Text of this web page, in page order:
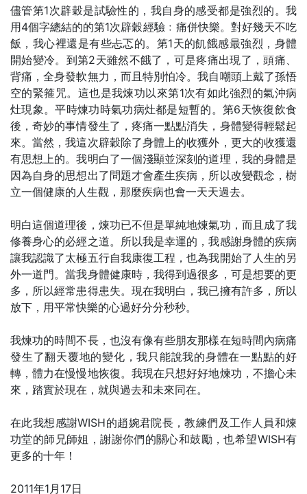
儘管第1次辟穀是試驗性的，我自身的感受都是強烈的。我
用4個字總結的的第1次辟穀經驗﹕痛併快樂。對好幾天不吃
飯，我心裡還是有些忐忑的。第1天的飢餓感最強烈，身體
開始變冷。到第2天雖然不餓了，可是疼痛出現了，頭痛、
背痛，全身發軟無力，而且特別怕冷。我自嘲頭上戴了孫悟
空的緊箍咒。這也是我煉功以來第1次有如此強烈的氣沖病
灶現象。平時煉功時氣功病灶都是短暫的。第6天恢復飲食
後，奇妙的事情發生了，疼痛一點點消失，身體變得輕鬆起
來。當然，我這次辟穀除了身體上的收獲外，更大的收獲還
有思想上的。我明白了一個淺顯並深刻的道理，我的身體是
因為自身的思想出了問題才會產生疾病，所以改變觀念，樹
立一個健康的人生觀，那麼疾病也會一天天過去。
明白這個道理後，煉功已不但是單純地煉氣功，而且成了我
修養身心的必經之道。所以我是幸運的，我感謝身體的疾病
讓我認識了太極五行自我康復工程，也為我開始了人生的另
外一道門。當我身體健康時，我得到過很多，可是想要的更
多，所以經常患得患失。現在我明白，我已擁有許多，所以
放下，用平常快樂的心過好分分秒秒。
我煉功的時間不長，也沒有像有些朋友那樣在短時間內病痛
發生了翻天覆地的變化，我只能說我的身體在一點點的好
轉，體力在慢慢地恢復。我現在只想好好地煉功，不擔心未
來，踏實於現在，就與過去和未來同在。
在此我想感謝WISH的趙婉君院長，教練們及工作人員和煉
功堂的師兄師姐，謝謝你們的關心和鼓勵，也希望WISH有
更多的十年！
2011年1月17日